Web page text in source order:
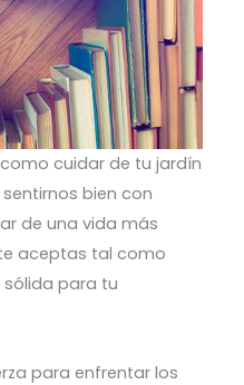
cuidar de tu jardín
bien con
de una vida más
aceptas tal como
sólida para tu
para enfrentar los